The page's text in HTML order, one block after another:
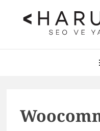
HARUN
SEO ve